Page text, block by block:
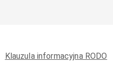
Klauzula informacyjna RODO